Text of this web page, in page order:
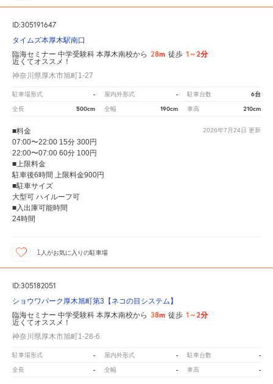
ID:305191647
タイムズ本厚木駅南口
臨海セミナー 中学受験科 本厚木南校から 28m 徒歩 1～2分
近くてオススメ！
神奈川県厚木市旭町1-27
駐車場形式 - 屋内外形式 - 駐車台数 6台
全長 500cm 全幅 190cm 車高 210cm
2026年7月24日 更新
■料金
07:00〜22:00 15分 300円
22:00〜07:00 60分 100円
■上限料金
駐車後6時間 上限料金900円
■駐車サイズ
大型可 ハイルーフ可
■入出庫可能時間
24時間
1 人がお気に入りの駐車場
ID:305182051
ショウワパーク厚木旭町第3【ネコの目システム】
臨海セミナー 中学受験科 本厚木南校から 38m 徒歩 1～2分
近くてオススメ！
神奈川県厚木市旭町1-28-6
駐車場形式 - 屋内外形式 - 駐車台数 -
全長 - 全幅 - 車高 -